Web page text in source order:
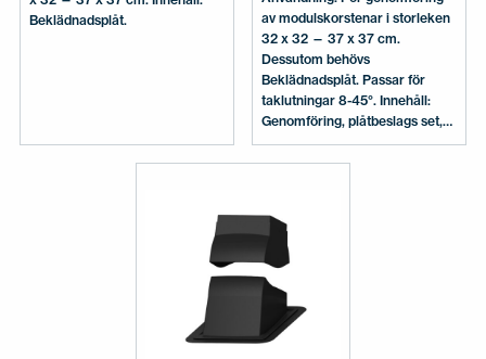
Beklädnadsplåt.
av modulskorstenar i storleken
32 x 32 — 37 x 37 cm.
Dessutom behövs
Beklädnadsplåt. Passar för
taklutningar 8-45°. Innehåll:
Genomföring, plåtbeslags set,
handbok för planering och
installation.